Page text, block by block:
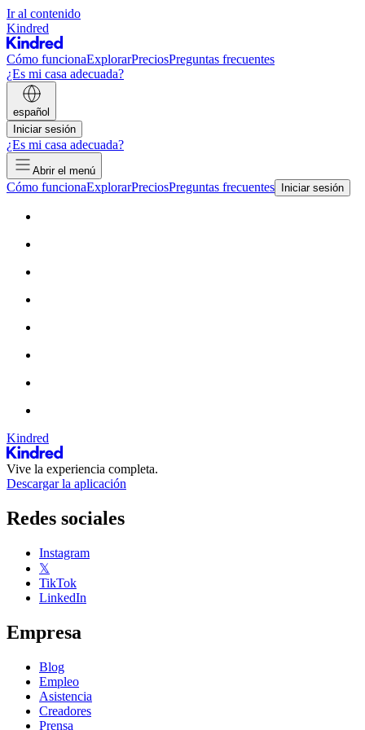
Ir al contenido
Kindred
Cómo funcionaExplorarPreciosPreguntas frecuentes
¿Es mi casa adecuada?
español
Iniciar sesión
¿Es mi casa adecuada?
Abrir el menú
Cómo funcionaExplorarPreciosPreguntas frecuentes Iniciar sesión
Kindred
Vive la experiencia completa.
Descargar la aplicación
Redes sociales
Instagram
𝕏
TikTok
LinkedIn
Empresa
Blog
Empleo
Asistencia
Creadores
Prensa